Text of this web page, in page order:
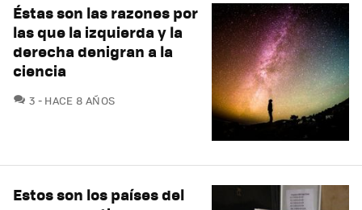
Éstas son las razones por
las que la izquierda y la
derecha denigran a la
ciencia
3 COMENTARIOS
HACE 8 AÑOS
Estos son los países del